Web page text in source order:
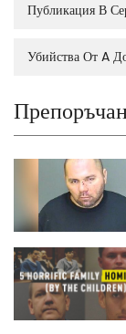
Публикация В
Убийства От A